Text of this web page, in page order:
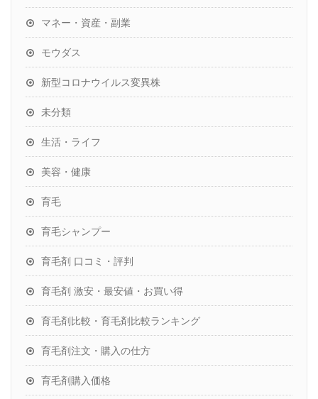
マネー・資産・副業
モウダス
新型コロナウイルス変異株
未分類
生活・ライフ
美容・健康
育毛
育毛シャンプー
育毛剤 口コミ・評判
育毛剤 激安・最安値・お買い得
育毛剤比較・育毛剤比較ランキング
育毛剤注文・購入の仕方
育毛剤購入価格